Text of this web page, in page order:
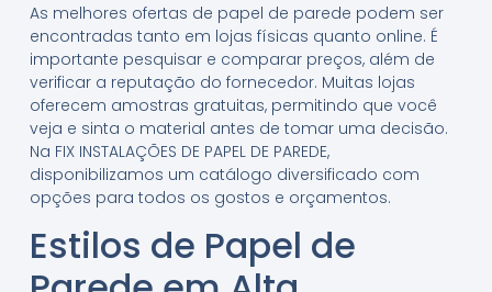
As melhores ofertas de papel de parede podem ser
encontradas tanto em lojas físicas quanto online. É
importante pesquisar e comparar preços, além de
verificar a reputação do fornecedor. Muitas lojas
oferecem amostras gratuitas, permitindo que você
veja e sinta o material antes de tomar uma decisão.
Na FIX INSTALAÇÕES DE PAPEL DE PAREDE,
disponibilizamos um catálogo diversificado com
opções para todos os gostos e orçamentos.
Estilos de Papel de